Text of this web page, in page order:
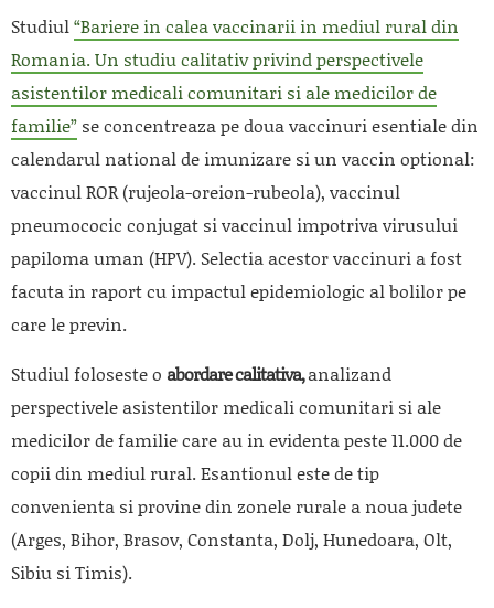
Studiul“Bariere in calea vaccinarii in mediul rural din
Romania. Un studiu calitativ privind perspectivele
asistentilor medicali comunitari si ale medicilor de
familie” se concentreaza pe doua vaccinuri esentiale din
calendarul national de imunizare si un vaccin optional:
vaccinul ROR (rujeola-oreion-rubeola), vaccinul
pneumococic conjugat si vaccinul impotriva virusului
papiloma uman (HPV). Selectia acestor vaccinuri a fost
facuta in raport cu impactul epidemiologic al bolilor pe
care le previn.
Studiul foloseste o abordare calitativa,analizand
perspectivele asistentilor medicali comunitari si ale
medicilor de familie care au in evidenta peste 11.000 de
copii din mediul rural. Esantionul este de tip
convenienta si provine din zonele rurale a noua judete
(Arges, Bihor, Brasov, Constanta, Dolj, Hunedoara, Olt,
Sibiu si Timis).